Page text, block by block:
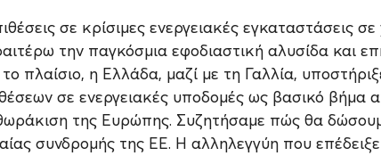
σε κρίσιμες ενεργειακές εγκαταστάσεις
την παγκόσμια εφοδιαστική αλυσίδα και
πλαίσιο, η Ελλάδα, μαζί με τη Γαλλία,
σε ενεργειακές υποδομές ως βασικό βήμα
της Ευρώπης. Συζητήσαμε πώς θα
συνδρομής της ΕΕ. Η αλληλεγγύη που